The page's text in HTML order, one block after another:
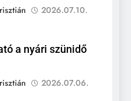
2026.07.10.
a nyári szünidő
2026.07.06.